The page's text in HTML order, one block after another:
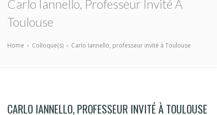
Carlo Iannello, Professeur Invité À
Toulouse
Home › Colloque(s) › Carlo Iannello, professeur invité à Toulouse
CARLO IANNELLO, PROFESSEUR INVITÉ À TOULOUSE